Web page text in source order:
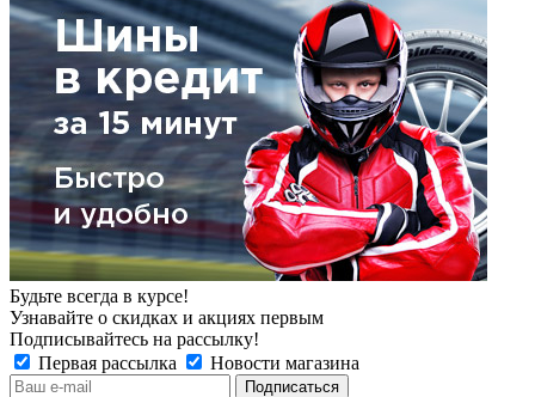
Будьте всегда в курсе!
Узнавайте о скидках и акциях первым
Подписывайтесь на рассылку!
Первая рассылка
Новости магазина